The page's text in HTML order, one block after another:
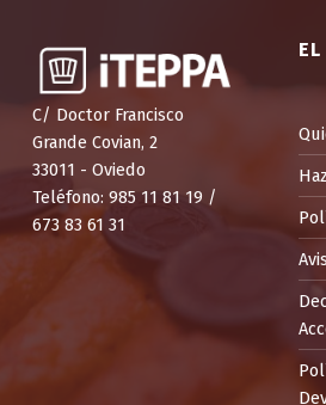
C/ Doctor Francisco
Grande Covian, 2
33011 - Oviedo
Teléfono: 985 11 81 19 /
673 83 61 31